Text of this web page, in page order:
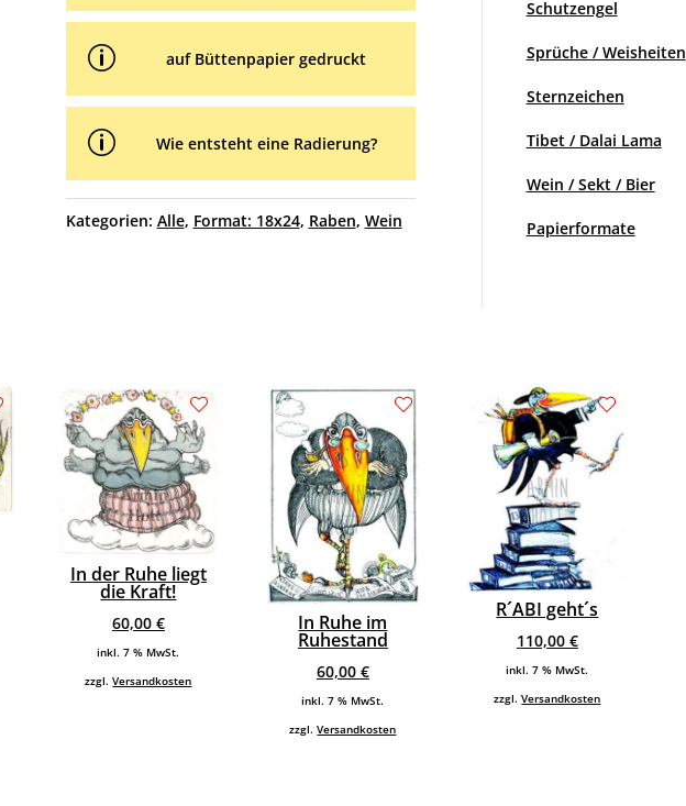
p auf Büttenpapier gedruckt
p Wie entsteht eine Radierung?
Kategorien: Alle, Format: 18x24, Raben, Wein
Schutzengel
Sprüche / Weisheiten
Sternzeichen
Tibet / Dalai Lama
Wein / Sekt / Bier
Papierformate
In der Ruhe liegt
die Kraft!
60,00 €
inkl. 7 % MwSt.
zzgl.Versandkosten
In Ruhe im
Ruhestand
60,00 €
inkl. 7 % MwSt.
zzgl.Versandkosten
R´ABI geht´s
110,00 €
inkl. 7 % MwSt.
zzgl.Versandkosten